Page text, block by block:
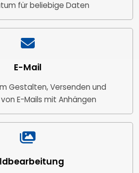
für beliebige Daten
E-Mail
Gestalten, Versenden und
E-Mails mit Anhängen